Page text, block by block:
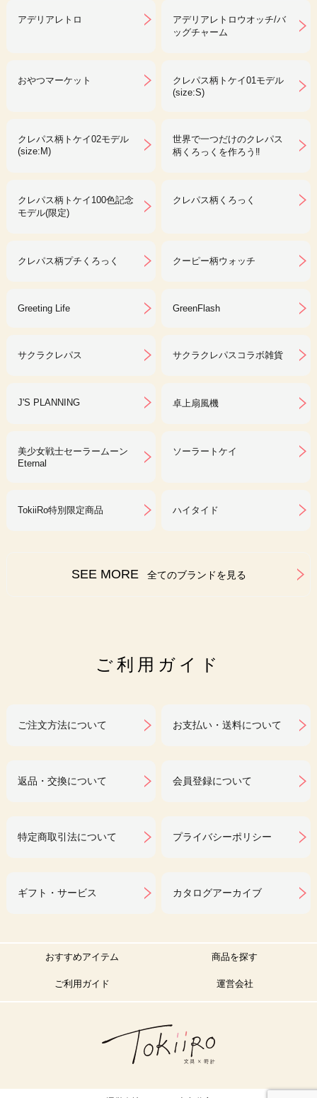
アデリアレトロ
アデリアレトロウオッチ/バ
ッグチャーム
おやつマーケット
クレパス柄トケイ01モデル
(size:S)
クレパス柄トケイ02モデル
(size:M)
世界で一つだけのクレパス
柄くろっくを作ろう‼︎
クレパス柄トケイ100色記念
モデル(限定)
クレパス柄くろっく
クレパス柄プチくろっく クーピー柄ウォッチ
Greeting Life GreenFlash
サクラクレパス サクラクレパスコラボ雑貨
J'S PLANNING 卓上扇風機
美少女戦士セーラームーン
Eternal
ソーラートケイ
TokiiRo特別限定商品 ハイタイド
SEE MORE 全てのブランドを見る
ご利用ガイド
ご注文方法について お支払い・送料について
返品・交換について 会員登録について
特定商取引法について プライバシーポリシー
ギフト・サービス カタログアーカイブ
おすすめアイテム 商品を探す
ご利用ガイド 運営会社